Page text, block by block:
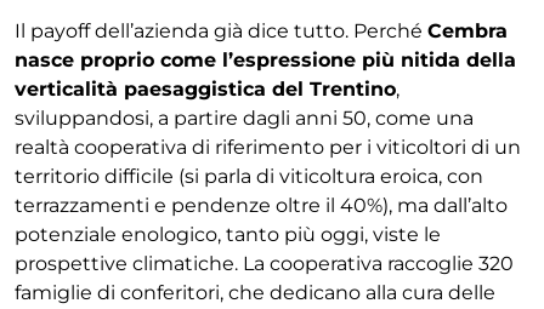
Il payoff dell’azienda già dice tutto. Perché Cembra
nasce proprio come l’espressione più nitida della
verticalità paesaggistica del Trentino,
sviluppandosi, a partire dagli anni 50, come una
realtà cooperativa di riferimento per i viticoltori di un
territorio difficile (si parla di viticoltura eroica, con
terrazzamenti e pendenze oltre il 40%), ma dall’alto
potenziale enologico, tanto più oggi, viste le
prospettive climatiche. La cooperativa raccoglie 320
famiglie di conferitori, che dedicano alla cura delle